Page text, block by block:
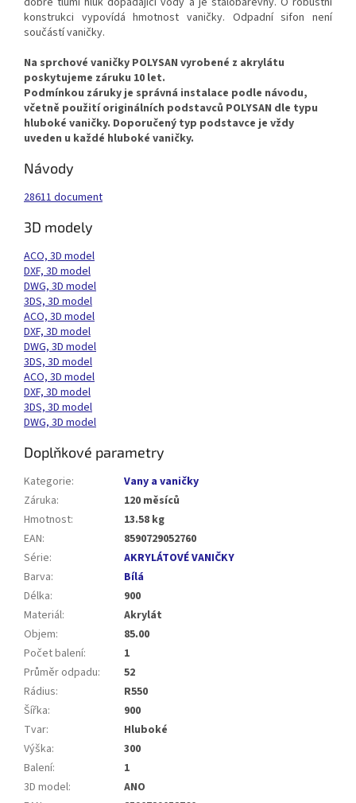
konstrukci vypovídá hmotnost vaničky. Odpadní sifon není
součástí vaničky.
Na sprchové vaničky POLYSAN vyrobené z akrylátu
poskytujeme záruku 10 let.
Podmínkou záruky je správná instalace podle návodu,
včetně použití originálních podstavců POLYSAN dle typu
hluboké vaničky. Doporučený typ podstavce je vždy
uveden u každé hluboké vaničky.
Návody
28611 document
3D modely
ACO, 3D model
DXF, 3D model
DWG, 3D model
3DS, 3D model
ACO, 3D model
DXF, 3D model
DWG, 3D model
3DS, 3D model
ACO, 3D model
DXF, 3D model
3DS, 3D model
DWG, 3D model
Doplňkové parametry
Kategorie:
Vany a vaničky
Záruka:
120 měsíců
Hmotnost:
13.58 kg
EAN:
8590729052760
Série:
AKRYLÁTOVÉ VANIČKY
Barva:
Bílá
Délka:
900
Materiál:
Akrylát
Objem:
85.00
Počet balení:
1
Průměr odpadu:
52
Rádius:
R550
Šířka:
900
Tvar:
Hluboké
Výška:
300
Balení:
1
3D model:
ANO